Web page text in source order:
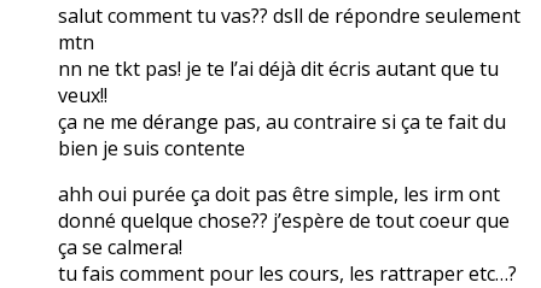
salut comment tu vas?? dsll de répondre seulement
mtn
nn ne tkt pas! je te l’ai déjà dit écris autant que tu
veux!!
ça ne me dérange pas, au contraire si ça te fait du
bien je suis contente
ahh oui purée ça doit pas être simple, les irm ont
donné quelque chose?? j’espère de tout coeur que
ça se calmera!
tu fais comment pour les cours, les rattraper etc…?